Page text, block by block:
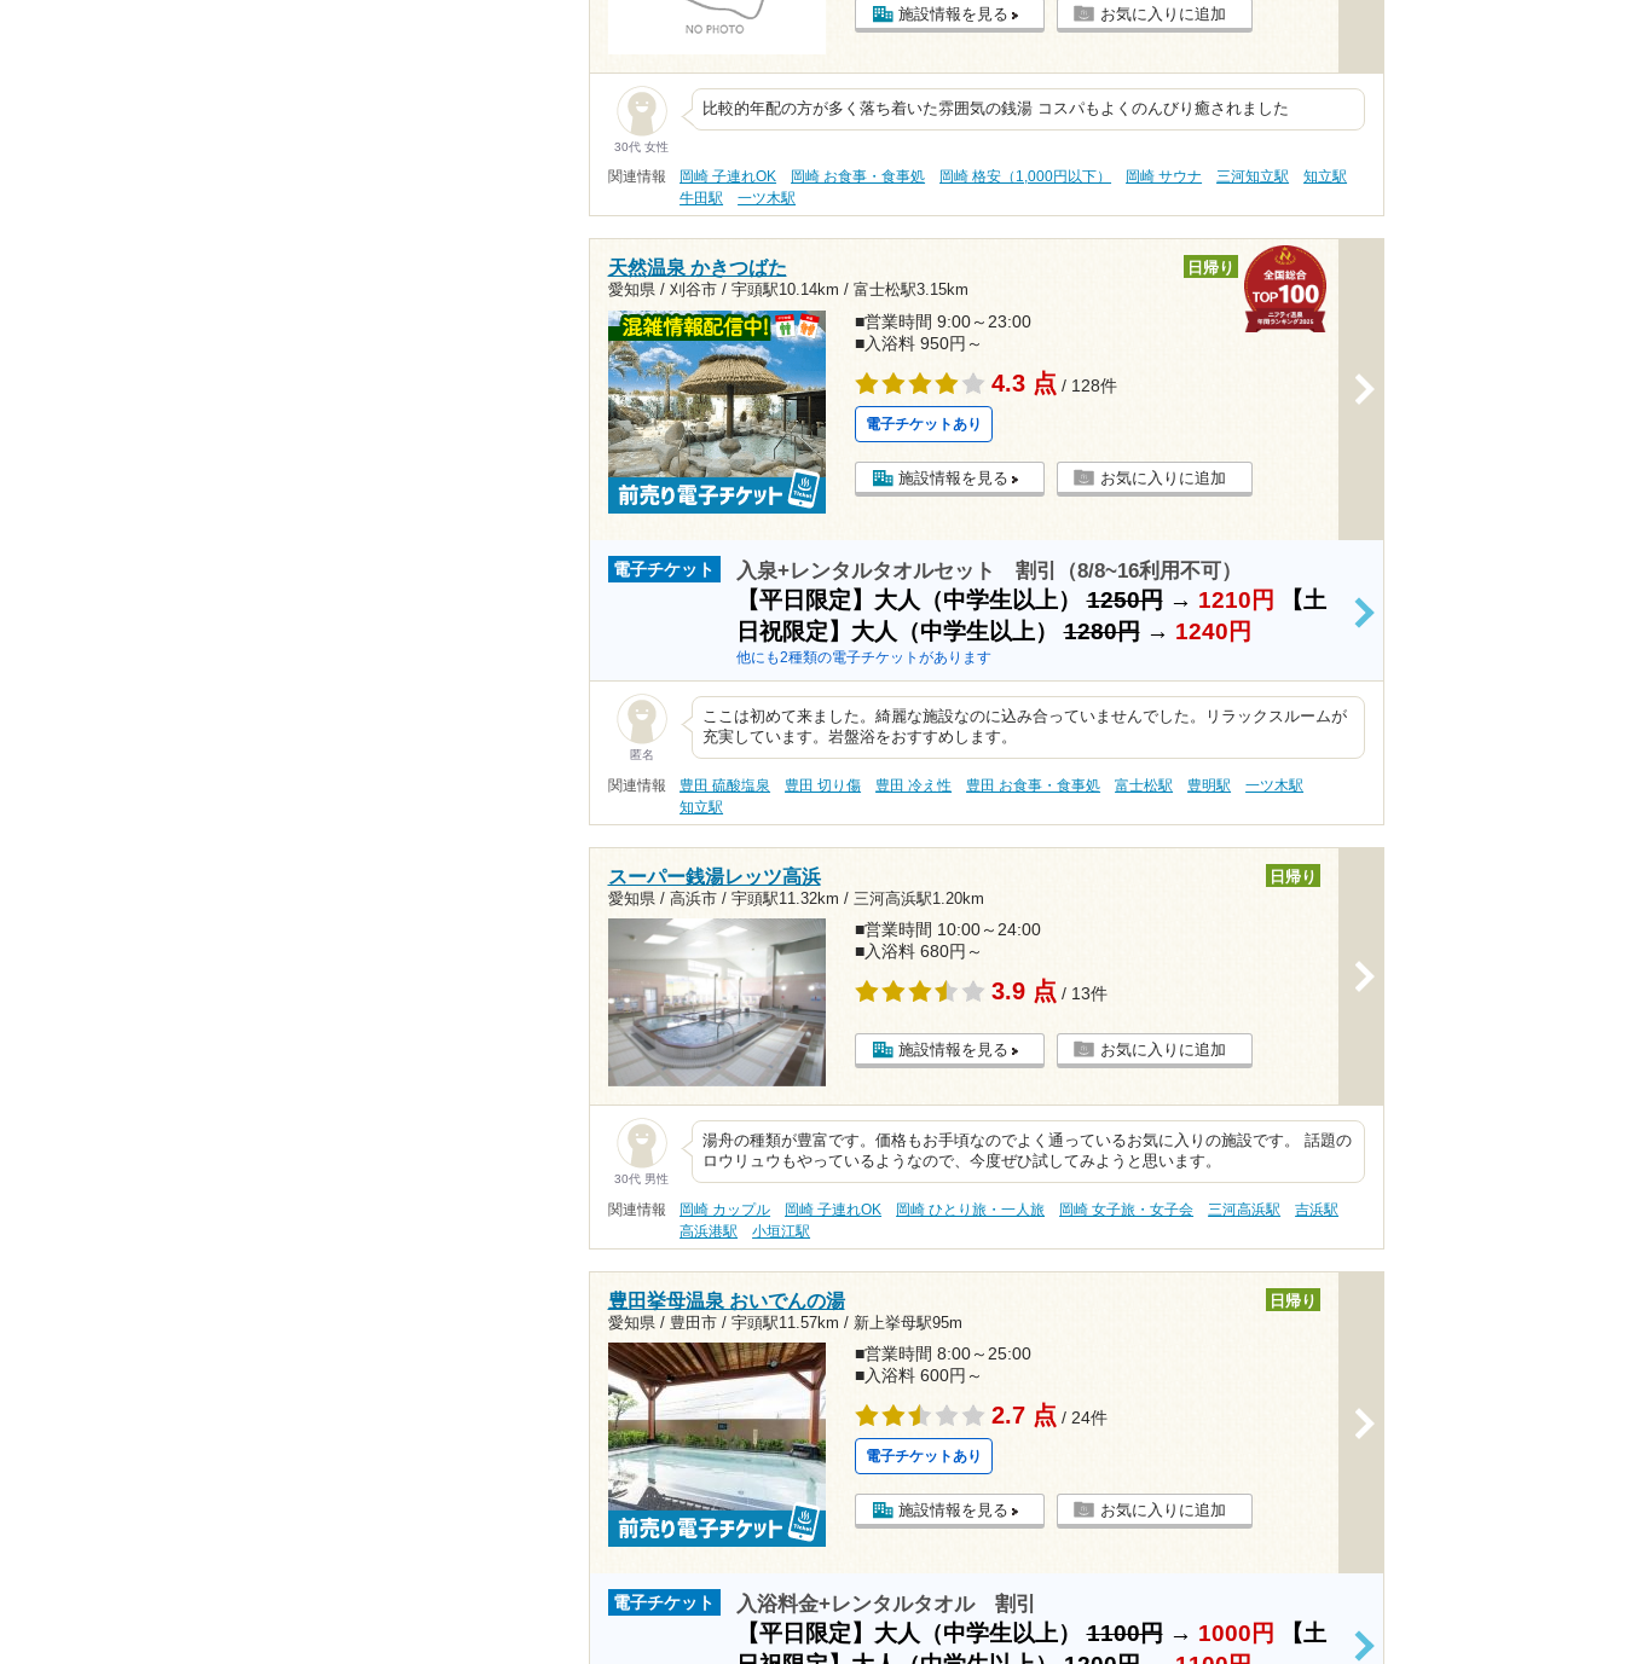
施設情報を見る お気に入りに追加
30代 女性
比較的年配の方が多く落ち着いた雰囲気の銭湯 コスパもよくのんびり癒されました
関連情報 岡崎 子連れOK 岡崎 お食事・食事処 岡崎 格安（1,000円以下） 岡崎 サウナ 三河知立駅
知立駅
牛田駅
一ツ木駅
天然温泉 かきつばた
愛知県 / 刈谷市 / 宇頭駅10.14km / 富士松駅3.15km
日帰り
■営業時間 9:00～23:00
■入浴料 950円～
4.3 点 / 128件
電子チケットあり
施設情報を見る お気に入りに追加
電子チケット 入泉+レンタルタオルセット 割引（8/8~16利用不可）
【平日限定】大人（中学生以上）1250円→ 1210円
【土
日祝限定】大人（中学生以上）1280円→ 1240円
他にも2種類の電子チケットがあります
>
匿名
ここは初めて来ました。綺麗な施設なのに込み合っていませんでした。リラックスルームが
充実しています。岩盤浴をおすすめします。
関連情報 豊田 硫酸塩泉 豊田 切り傷 豊田 冷え性 豊田 お食事・食事処 富士松駅 豊明駅
一ツ木駅
知立駅
スーパー銭湯レッツ高浜
愛知県 / 高浜市 / 宇頭駅11.32km / 三河高浜駅1.20km
日帰り
■営業時間 10:00～24:00
■入浴料 680円～
3.9 点 / 13件
施設情報を見る お気に入りに追加
30代 男性
湯舟の種類が豊富です。価格もお手頃なのでよく通っているお気に入りの施設です。 話題の
ロウリュウもやっているようなので、今度ぜひ試してみようと思います。
関連情報 岡崎 カップル 岡崎 子連れOK 岡崎 ひとり旅・一人旅 岡崎 女子旅・女子会 三河高浜駅
吉浜駅
高浜港駅
小垣江駅
豊田挙母温泉 おいでんの湯
愛知県 / 豊田市 / 宇頭駅11.57km / 新上挙母駅95m
日帰り
■営業時間 8:00～25:00
■入浴料 600円～
2.7 点 / 24件
電子チケットあり
施設情報を見る お気に入りに追加
電子チケット 入浴料金+レンタルタオル 割引
【平日限定】大人（中学生以上）1100円→ 1000円
【土
>